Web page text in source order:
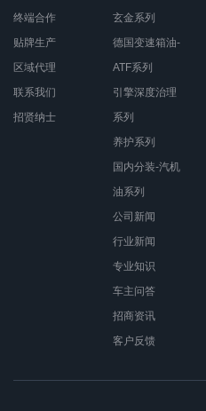
终端合作
贴牌生产
区域代理
联系我们
招贤纳士
玄金系列
德国变速箱油-
ATF系列
引擎深度治理
系列
养护系列
国内分装-汽机
油系列
公司新闻
行业新闻
专业知识
车主问答
招商资讯
客户反馈